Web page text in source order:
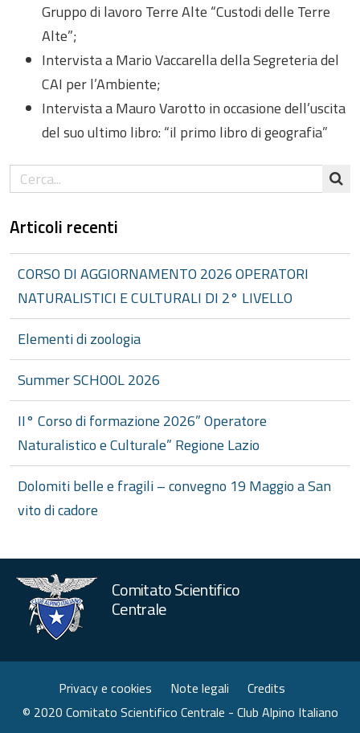
Gruppo di lavoro Terre Alte “Custodi delle Terre
Alte”;
Intervista a Mario Vaccarella della Segreteria del
CAI per l’Ambiente;
Intervista a Mauro Varotto in occasione dell’uscita
del suo ultimo libro: “il primo libro di geografia”
Articoli recenti
CORSO DI AGGIORNAMENTO 2026 OPERATORI
NATURALISTICI E CULTURALI DI 2° LIVELLO
Elementi di zoologia
Summer SCHOOL 2026
II° Corso di formazione 2026” Operatore
Naturalistico e Culturale” Regione Lazio
Dolomiti belle e fragili – convegno 19 Maggio a San
vito di cadore
Comitato Scientifico
Centrale
Privacy e cookies Note legali
Credits
© 2020 Comitato Scientifico Centrale - Club Alpino Italiano